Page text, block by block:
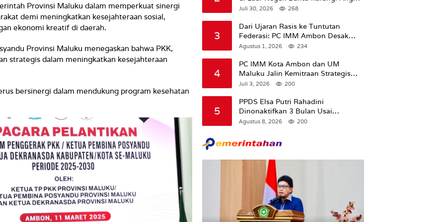
Provinsi Maluku dalam memperkuat sinergi
demi meningkatkan kesejahteraan sosial,
ekonomi kreatif di daerah.
Provinsi Maluku menegaskan bahwa PKK,
strategis dalam meningkatkan kesejahteraan
bersinergi dalam mendukung program kesehatan
Pengangguran
Juli 30, 2026 268
3
Dari Ujaran Rasis ke Tuntutan
Federasi: PC IMM Ambon Desak
Klarifikasi Presiden dan Imbau
Putih Di Maluku.
Agustus 1, 2026 234
4
PC IMM Kota Ambon dan UM
Maluku Jalin Kemitraan Strategis
untuk Cetak Kader Pencerah Bangsa
Kampus”
Juli 3, 2026 200
5
PPDS Elsa Putri Rahadini
Dinonaktifkan 3 Bulan Usai
Komentar yang Dinilai Nirempati ke
Agustus 8, 2026 200